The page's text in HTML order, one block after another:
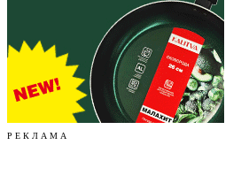
Р Е К Л А М А